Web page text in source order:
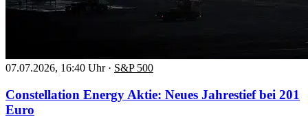
07.07.2026, 16:40 Uhr · S&P 500
Constellation Energy Aktie: Neues Jahrestief bei 201
Euro